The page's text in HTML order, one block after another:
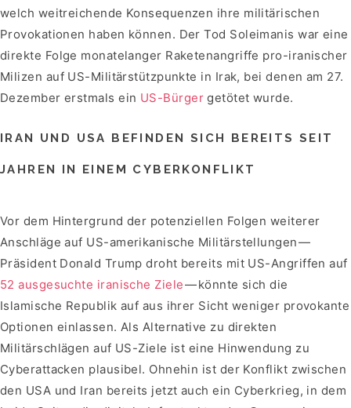
welch weitreichende Konsequenzen ihre militärischen
Provokationen haben können. Der Tod Soleimanis war eine
direkte Folge monatelanger Raketenangriffe pro-iranischer
Milizen auf US-Militärstützpunkte in Irak, bei denen am 27.
Dezember erstmals ein US-Bürgergetötet wurde.
IRAN UND USA BEFINDEN SICH BEREITS SEIT
JAHREN IN EINEM CYBERKONFLIKT
Vor dem Hintergrund der potenziellen Folgen weiterer
Anschläge auf US-amerikanische Militärstellungen —
Präsident Donald Trump droht bereits mit US-Angriffen auf
52 ausgesuchte iranische Ziele— könnte sich die
Islamische Republik auf aus ihrer Sicht weniger provokante
Optionen einlassen. Als Alternative zu direkten
Militärschlägen auf US-Ziele ist eine Hinwendung zu
Cyberattacken plausibel. Ohnehin ist der Konflikt zwischen
den USA und Iran bereits jetzt auch ein Cyberkrieg, in dem